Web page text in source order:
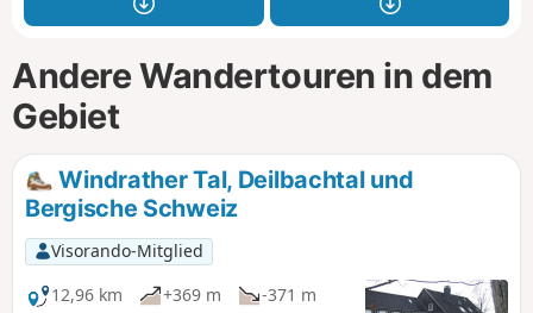
Andere Wandertouren in dem
Gebiet
Windrather Tal, Deilbachtal und
Bergische Schweiz
Visorando-Mitglied
12,96 km
+369 m
-371 m